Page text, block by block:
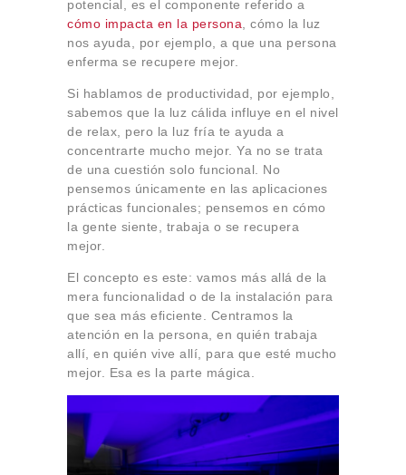
potencial, es el componente referido a
cómo impacta en la persona , cómo la luz
nos ayuda, por ejemplo, a que una persona
enferma se recupere mejor.
Si hablamos de productividad, por ejemplo,
sabemos que la luz cálida influye en el nivel
de relax, pero la luz fría te ayuda a
concentrarte mucho mejor. Ya no se trata
de una cuestión solo funcional. No
pensemos únicamente en las aplicaciones
prácticas funcionales; pensemos en cómo
la gente siente, trabaja o se recupera
mejor.
El concepto es este: vamos más allá de la
mera funcionalidad o de la instalación para
que sea más eficiente. Centramos la
atención en la persona, en quién trabaja
allí, en quién vive allí, para que esté mucho
mejor. Esa es la parte mágica.